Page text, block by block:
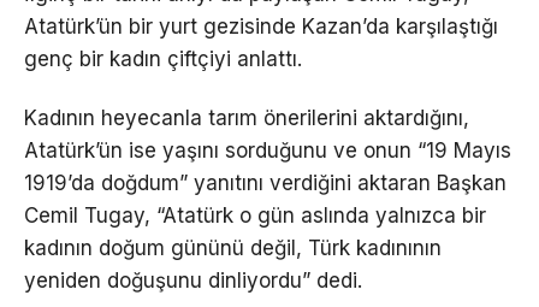
Atatürk’ün bir yurt gezisinde Kazan’da karşılaştığı
genç bir kadın çiftçiyi anlattı.
Kadının heyecanla tarım önerilerini aktardığını,
Atatürk’ün ise yaşını sorduğunu ve onun “19 Mayıs
1919’da doğdum” yanıtını verdiğini aktaran Başkan
Cemil Tugay, “Atatürk o gün aslında yalnızca bir
kadının doğum gününü değil, Türk kadınının
yeniden doğuşunu dinliyordu” dedi.